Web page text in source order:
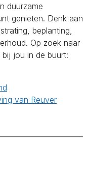
duurzame
genieten. Denk aan
beplanting,
Op zoek naar
jou in de buurt:
van Reuver